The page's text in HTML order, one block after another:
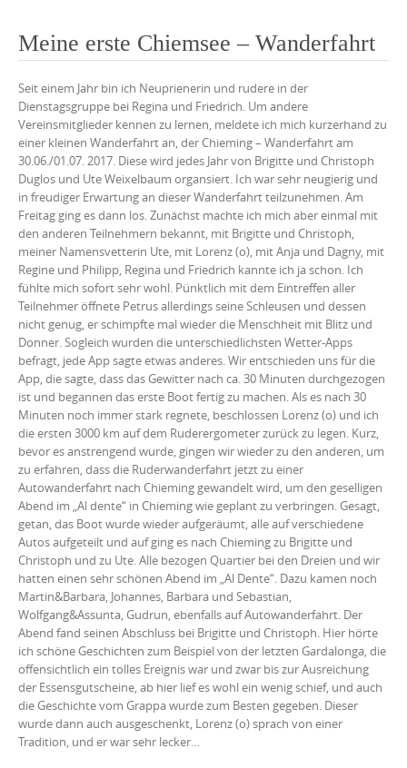
Meine erste Chiemsee – Wanderfahrt
Seit einem Jahr bin ich Neuprienerin und rudere in der
Dienstagsgruppe bei Regina und Friedrich. Um andere
Vereinsmitglieder kennen zu lernen, meldete ich mich kurzerhand zu
einer kleinen Wanderfahrt an, der Chieming – Wanderfahrt am
30.06./01.07. 2017. Diese wird jedes Jahr von Brigitte und Christoph
Duglos und Ute Weixelbaum organsiert. Ich war sehr neugierig und
in freudiger Erwartung an dieser Wanderfahrt teilzunehmen. Am
Freitag ging es dann los. Zunächst machte ich mich aber einmal mit
den anderen Teilnehmern bekannt, mit Brigitte und Christoph,
meiner Namensvetterin Ute, mit Lorenz (o), mit Anja und Dagny, mit
Regine und Philipp, Regina und Friedrich kannte ich ja schon. Ich
fühlte mich sofort sehr wohl. Pünktlich mit dem Eintreffen aller
Teilnehmer öffnete Petrus allerdings seine Schleusen und dessen
nicht genug, er schimpfte mal wieder die Menschheit mit Blitz und
Donner. Sogleich wurden die unterschiedlichsten Wetter-Apps
befragt, jede App sagte etwas anderes. Wir entschieden uns für die
App, die sagte, dass das Gewitter nach ca. 30 Minuten durchgezogen
ist und begannen das erste Boot fertig zu machen. Als es nach 30
Minuten noch immer stark regnete, beschlossen Lorenz (o) und ich
die ersten 3000 km auf dem Ruderergometer zurück zu legen. Kurz,
bevor es anstrengend wurde, gingen wir wieder zu den anderen, um
zu erfahren, dass die Ruderwanderfahrt jetzt zu einer
Autowanderfahrt nach Chieming gewandelt wird, um den geselligen
Abend im „Al dente“ in Chieming wie geplant zu verbringen. Gesagt,
getan, das Boot wurde wieder aufgeräumt, alle auf verschiedene
Autos aufgeteilt und auf ging es nach Chieming zu Brigitte und
Christoph und zu Ute. Alle bezogen Quartier bei den Dreien und wir
hatten einen sehr schönen Abend im „Al Dente“. Dazu kamen noch
Martin&Barbara, Johannes, Barbara und Sebastian,
Wolfgang&Assunta, Gudrun, ebenfalls auf Autowanderfahrt. Der
Abend fand seinen Abschluss bei Brigitte und Christoph. Hier hörte
ich schöne Geschichten zum Beispiel von der letzten Gardalonga, die
offensichtlich ein tolles Ereignis war und zwar bis zur Ausreichung
der Essensgutscheine, ab hier lief es wohl ein wenig schief, und auch
die Geschichte vom Grappa wurde zum Besten gegeben. Dieser
wurde dann auch ausgeschenkt, Lorenz (o) sprach von einer
Tradition, und er war sehr lecker…